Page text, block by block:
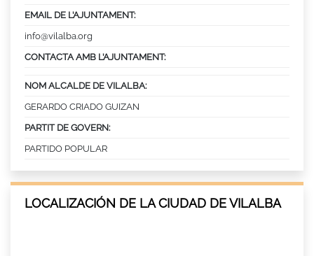
EMAIL DE L’AJUNTAMENT:
info@vilalba.org
CONTACTA AMB L’AJUNTAMENT:
NOM ALCALDE DE VILALBA:
GERARDO CRIADO GUIZAN
PARTIT DE GOVERN:
PARTIDO POPULAR
LOCALIZACIÓN DE LA CIUDAD DE VILALBA